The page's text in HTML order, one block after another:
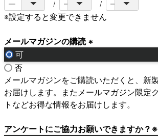
必
)
※設定すると変更できません
メールマガジンの購読
須
)
可
否
メールマガジンをご購読いただくと、新
お届けします。またメールマガジン限定
トなどお得な情報をお届けします。
アンケートにご協力お願いできますか？